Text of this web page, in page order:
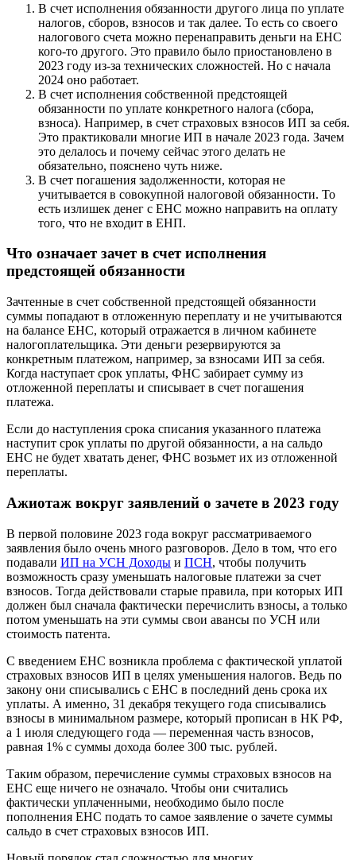
В счет исполнения обязанности другого лица по уплате
налогов, сборов, взносов и так далее. То есть со своего
налогового счета можно перенаправить деньги на ЕНС
кого-то другого. Это правило было приостановлено в
2023 году из-за технических сложностей. Но с начала
2024 оно работает.
В счет исполнения собственной предстоящей
обязанности по уплате конкретного налога (сбора,
взноса). Например, в счет страховых взносов ИП за себя.
Это практиковали многие ИП в начале 2023 года. Зачем
это делалось и почему сейчас этого делать не
обязательно, пояснено чуть ниже.
В счет погашения задолженности, которая не
учитывается в совокупной налоговой обязанности. То
есть излишек денег с ЕНС можно направить на оплату
того, что не входит в ЕНП.
Что означает зачет в счет исполнения
предстоящей обязанности
Зачтенные в счет собственной предстоящей обязанности
суммы попадают в отложенную переплату и не учитываются
на балансе ЕНС, который отражается в личном кабинете
налогоплательщика. Эти деньги резервируются за
конкретным платежом, например, за взносами ИП за себя.
Когда наступает срок уплаты, ФНС забирает сумму из
отложенной переплаты и списывает в счет погашения
платежа.
Если до наступления срока списания указанного платежа
наступит срок уплаты по другой обязанности, а на сальдо
ЕНС не будет хватать денег, ФНС возьмет их из отложенной
переплаты.
Ажиотаж вокруг заявлений о зачете в 2023 году
В первой половине 2023 года вокруг рассматриваемого
заявления было очень много разговоров. Дело в том, что его
подавали ИП на УСН Доходы и ПСН, чтобы получить
возможность сразу уменьшать налоговые платежи за счет
взносов. Тогда действовали старые правила, при которых ИП
должен был сначала фактически перечислить взносы, а только
потом уменьшать на эти суммы свои авансы по УСН или
стоимость патента.
С введением ЕНС возникла проблема с фактической уплатой
страховых взносов ИП в целях уменьшения налогов. Ведь по
закону они списывались с ЕНС в последний день срока их
уплаты. А именно, 31 декабря текущего года списывались
взносы в минимальном размере, который прописан в НК РФ,
а 1 июля следующего года — переменная часть взносов,
равная 1% с суммы дохода более 300 тыс. рублей.
Таким образом, перечисление суммы страховых взносов на
ЕНС еще ничего не означало. Чтобы они считались
фактически уплаченными, необходимо было после
пополнения ЕНС подать то самое заявление о зачете суммы
сальдо в счет страховых взносов ИП.